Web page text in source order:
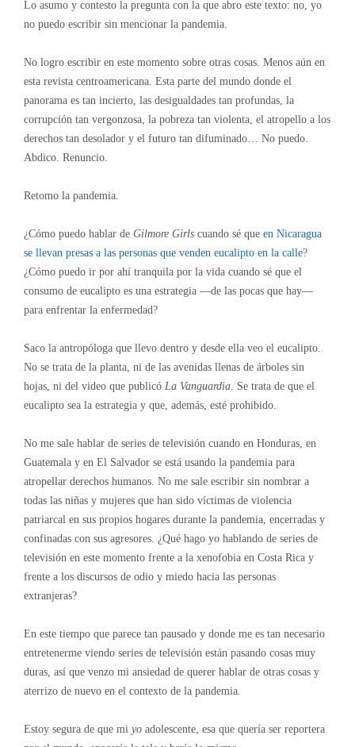
Lo asumo y contesto la pregunta con la que abro este texto: no, yo
no puedo escribir sin mencionar la pandemia.
No logro escribir en este momento sobre otras cosas. Menos aún en
esta revista centroamericana. Esta parte del mundo donde el
panorama es tan incierto, las desigualdades tan profundas, la
corrupción tan vergonzosa, la pobreza tan violenta, el atropello a los
derechos tan desolador y el futuro tan difuminado… No puedo.
Abdico. Renuncio.
Retomo la pandemia.
¿Cómo puedo hablar de Gilmore Girlscuando sé que en Nicaragua
se llevan presas a las personas que venden eucalipto en la calle?
¿Cómo puedo ir por ahí tranquila por la vida cuando sé que el
consumo de eucalipto es una estrategia —de las pocas que hay—
para enfrentar la enfermedad?
Saco la antropóloga que llevo dentro y desde ella veo el eucalipto.
No se trata de la planta, ni de las avenidas llenas de árboles sin
hojas, ni del video que publicó La Vanguardia. Se trata de que el
eucalipto sea la estrategia y que, además, esté prohibido.
No me sale hablar de series de televisión cuando en Honduras, en
Guatemala y en El Salvador se está usando la pandemia para
atropellar derechos humanos. No me sale escribir sin nombrar a
todas las niñas y mujeres que han sido víctimas de violencia
patriarcal en sus propios hogares durante la pandemia, encerradas y
confinadas con sus agresores. ¿Qué hago yo hablando de series de
televisión en este momento frente a la xenofobia en Costa Rica y
frente a los discursos de odio y miedo hacia las personas
extranjeras?
En este tiempo que parece tan pausado y donde me es tan necesario
entretenerme viendo series de televisión están pasando cosas muy
duras, así que venzo mi ansiedad de querer hablar de otras cosas y
aterrizo de nuevo en el contexto de la pandemia.
Estoy segura de que mi yoadolescente, esa que quería ser reportera